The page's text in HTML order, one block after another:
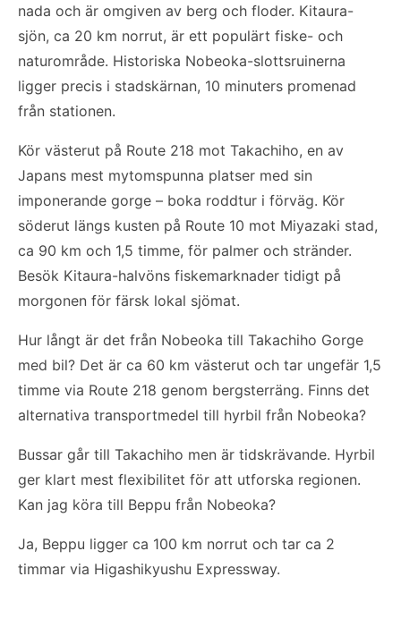
nada och är omgiven av berg och floder. Kitaura-
sjön, ca 20 km norrut, är ett populärt fiske- och
naturområde. Historiska Nobeoka-slottsruinerna
ligger precis i stadskärnan, 10 minuters promenad
från stationen.
Kör västerut på Route 218 mot Takachiho, en av
Japans mest mytomspunna platser med sin
imponerande gorge – boka roddtur i förväg. Kör
söderut längs kusten på Route 10 mot Miyazaki stad,
ca 90 km och 1,5 timme, för palmer och stränder.
Besök Kitaura-halvöns fiskemarknader tidigt på
morgonen för färsk lokal sjömat.
Hur långt är det från Nobeoka till Takachiho Gorge
med bil? Det är ca 60 km västerut och tar ungefär 1,5
timme via Route 218 genom bergsterräng. Finns det
alternativa transportmedel till hyrbil från Nobeoka?
Bussar går till Takachiho men är tidskrävande. Hyrbil
ger klart mest flexibilitet för att utforska regionen.
Kan jag köra till Beppu från Nobeoka?
Ja, Beppu ligger ca 100 km norrut och tar ca 2
timmar via Higashikyushu Expressway.